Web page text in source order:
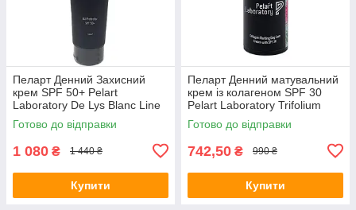
Пеларт Денний Захисний
крем SPF 50+ Pelart
Laboratory De Lys Blanc Line
UV PROTECTOR SPF 50+,
100 мл
Готово до відправки
1 080 ₴ 1 440 ₴
Купити
Пеларт Денний матувальний
крем із колагеном SPF 30
Pelart Laboratory Trifolium
Pretense Line Collagen
Matting Day Cream Spf 30
Готово до відправки
742,50 ₴ 990 ₴
Купити